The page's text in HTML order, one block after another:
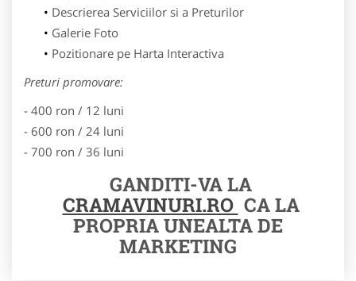
Descrierea Serviciilor si a Preturilor
Galerie Foto
Pozitionare pe Harta Interactiva
Preturi promovare:
- 400 ron / 12 luni
- 600 ron / 24 luni
- 700 ron / 36 luni
GANDITI-VA LA
CRAMAVINURI.RO CA LA
PROPRIA UNEALTA DE
MARKETING